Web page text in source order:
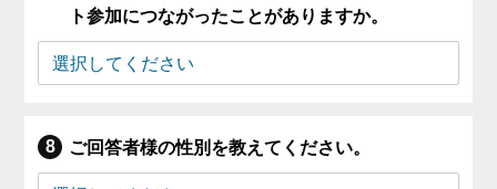
ト参加につながったことがありますか。
ご回答者様の性別を教えてください。